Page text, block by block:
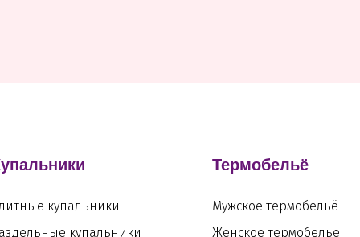
купальники
купальники
Термобельё
Мужское термобельё
Женское термобельё